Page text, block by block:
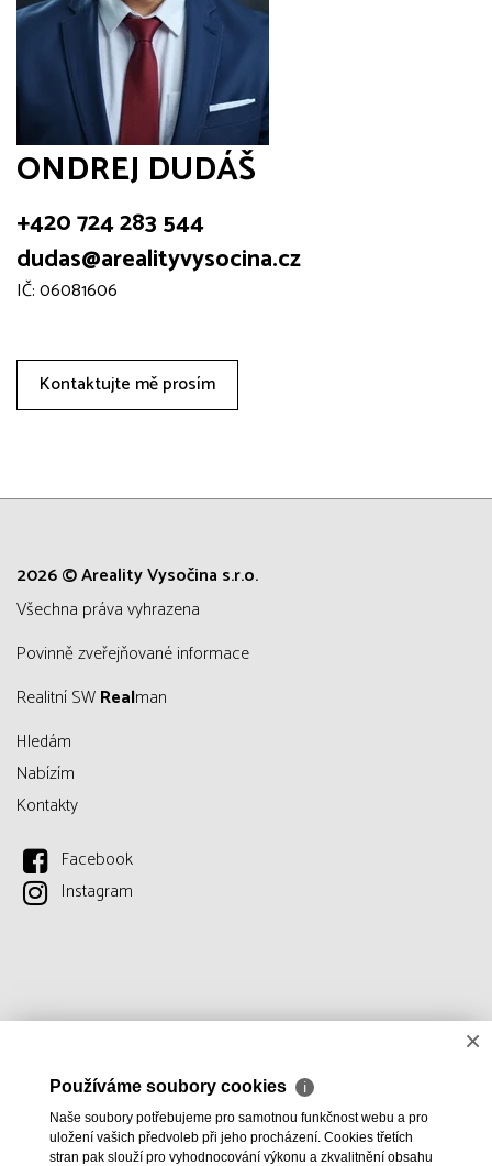
ONDREJ DUDÁŠ
+420 724 283 544
dudas@arealityvysocina.cz
IČ: 06081606
Kontaktujte mě prosím
2026 © Areality Vysočina s.r.o.
všechna práva vyhrazena
Povinně zveřejňované informace
Realitní SWRealman
Hledám
Nabízím
Kontakty
Facebook
Instagram
×
Používáme soubory cookies ℹ
Naše soubory potřebujeme pro samotnou funkčnost webu a pro
uložení vašich předvoleb při jeho procházení. Cookies třetích
stran pak slouží pro vyhodnocování výkonu a zkvalitnění obsahu